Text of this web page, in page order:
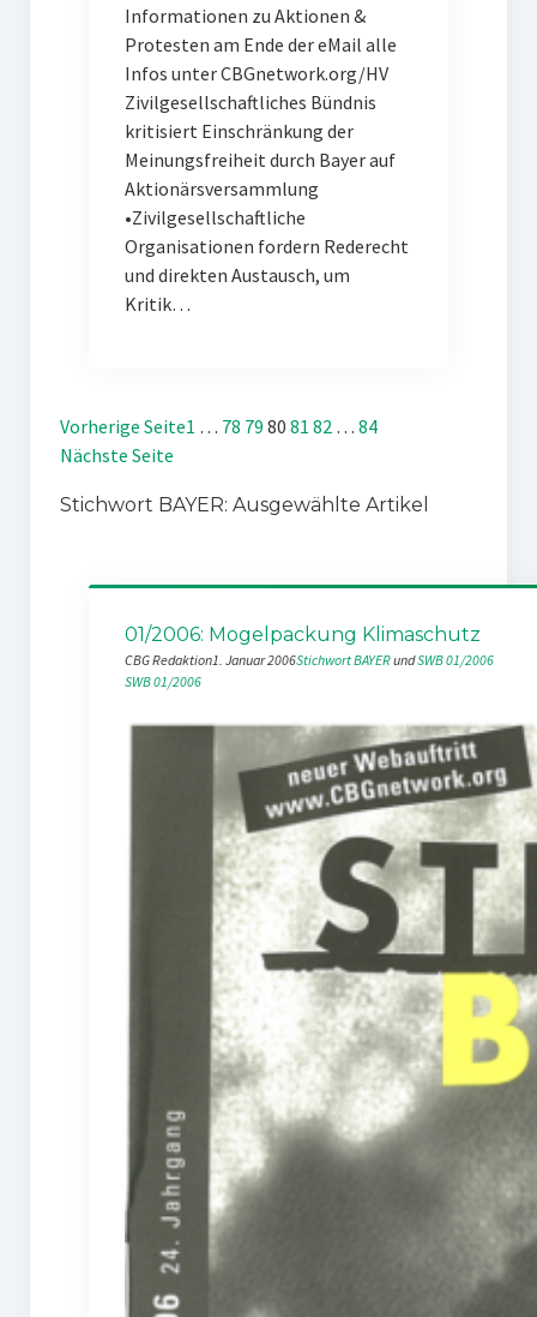
Informationen zu Aktionen &
Protesten am Ende der eMail alle
Infos unter CBGnetwork.org/HV
Zivilgesellschaftliches Bündnis
kritisiert Einschränkung der
Meinungsfreiheit durch Bayer auf
Aktionärsversammlung
•Zivilgesellschaftliche
Organisationen fordern Rederecht
und direkten Austausch, um
Kritik…
Vorherige Seite1 … 78 79 80 81 82 … 84
Nächste Seite
Stichwort BAYER: Ausgewählte Artikel
01/2006: Mogelpackung Klimaschutz
CBG Redaktion1. Januar 2006Stichwort BAYER und SWB 01/2006
SWB 01/2006